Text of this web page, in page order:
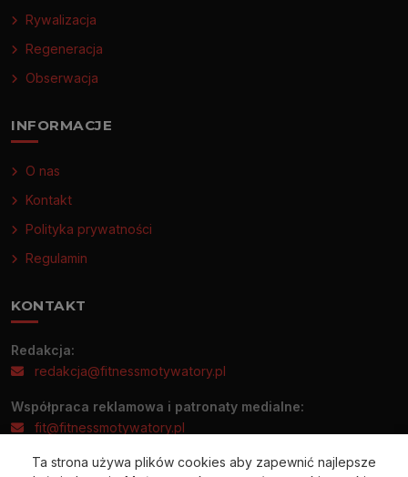
Rywalizacja
Regeneracja
Obserwacja
INFORMACJE
O nas
Kontakt
Polityka prywatności
Regulamin
KONTAKT
Redakcja:
redakcja@fitnessmotywatory.pl
Współpraca reklamowa i patronaty medialne:
fit@fitnessmotywatory.pl
Informacje prasowe prosimy wysyłać wyłącznie na adres:
Ta strona używa plików cookies aby zapewnić najlepsze